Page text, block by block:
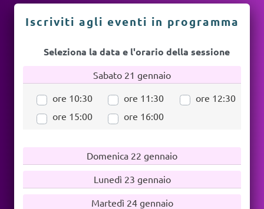
Iscriviti agli eventi in programma
Seleziona la data e l'orario della sessione
Sabato 21 gennaio
ore 10:30
ore 11:30
ore 12:30
ore 15:00
ore 16:00
Domenica 22 gennaio
Lunedì 23 gennaio
Martedì 24 gennaio